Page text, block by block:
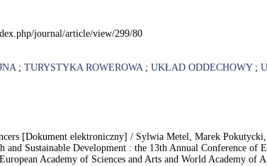
journal/article/view/299/80
; TURYSTYKA ROWEROWA; UKŁAD ODDECHOWY;
[Dokument elektroniczny] / Sylwia Metel, Marek Pokutycki,
Sustainable Development : the 13th Annual Conference of
Academy of Sciences and Arts and World Academy